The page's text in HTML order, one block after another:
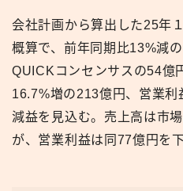
会社計画から算出した25年
概算で、前年同期比13%減
QUICKコンセンサスの54億
16.7%増の213億円、営業
減益を見込む。売上高は市
が、営業利益は同77億円を下